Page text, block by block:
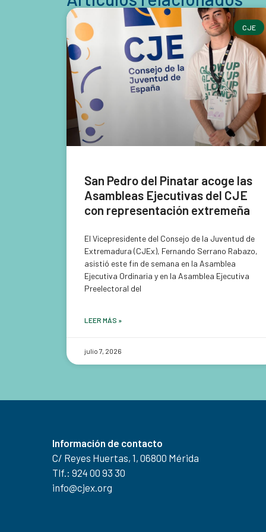
CJE
San Pedro del Pinatar acoge las
Asambleas Ejecutivas del CJE
con representación extremeña
El Vicepresidente del Consejo de la Juventud de
Extremadura (CJEx), Fernando Serrano Rabazo,
asistió este fin de semana en la Asamblea
Ejecutiva Ordinaria y en la Asamblea Ejecutiva
Preelectoral del
LEER MÁS »
julio 7, 2026
Información de contacto
C/ Reyes Huertas, 1, 06800 Mérida
Tlf.: 924 00 93 30
info@cjex.org